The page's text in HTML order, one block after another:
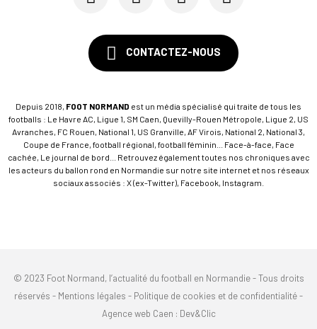
CONTACTEZ-NOUS
Depuis 2018, FOOT NORMAND est un média spécialisé qui traite de tous les
footballs : Le Havre AC, Ligue 1, SM Caen, Quevilly-Rouen Métropole, Ligue 2, US
Avranches, FC Rouen, National 1, US Granville, AF Virois, National 2, National 3,
Coupe de France, football régional, football féminin... Face-à-face, Face
cachée, Le journal de bord... Retrouvez également toutes nos chroniques avec
les acteurs du ballon rond en Normandie sur notre site internet et nos réseaux
sociaux associés : X (ex-Twitter), Facebook, Instagram.
© 2023 Foot Normand, l’actualité du football en Normandie - Tous droits
réservés - Mentions légales - Politique de cookies et de confidentialité-
Agence web Caen : Dev&Clic